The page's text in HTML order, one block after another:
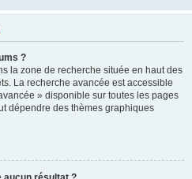
?
la zone de recherche située en haut des
La recherche avancée est accessible
» disponible sur toutes les pages
dépendre des thèmes graphiques